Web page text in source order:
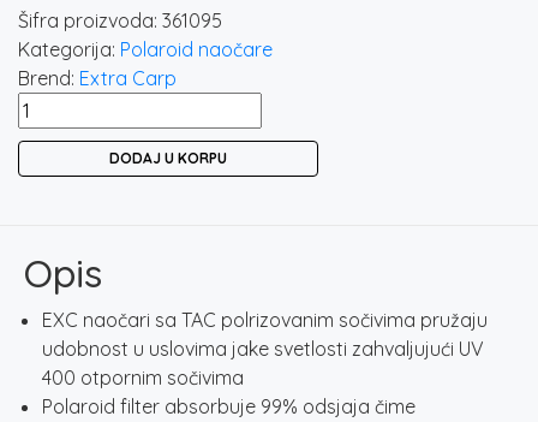
Šifra proizvoda: 361095
Kategorija: Polaroid naočare
Brend: Extra Carp
POLAROID
NAOČARI
DODAJ U KORPU
Opis
EXC naočari sa TAC polrizovanim sočivima pružaju
udobnost u uslovima jake svetlosti zahvaljujući UV
400 otpornim sočivima
Polaroid filter absorbuje 99% odsjaja čime